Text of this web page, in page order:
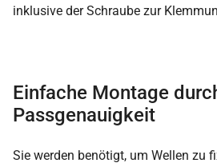
inklusive der Schraube zur
Einfache Montage
Passgenauigkeit
Sie werden benötigt, um Wellen zu